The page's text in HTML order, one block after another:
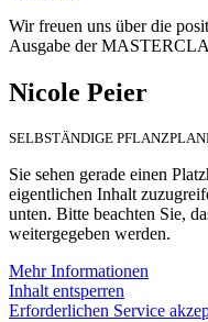
Wir freuen uns über die
Ausgabe der
Nicole Peier
SELBSTÄNDIGE
Sie sehen gerade einen
eigentlichen Inhalt
unten. Bitte beachten Sie,
weitergegeben werden.
Mehr Informationen
Inhalt entsperren
Erforderlichen Service